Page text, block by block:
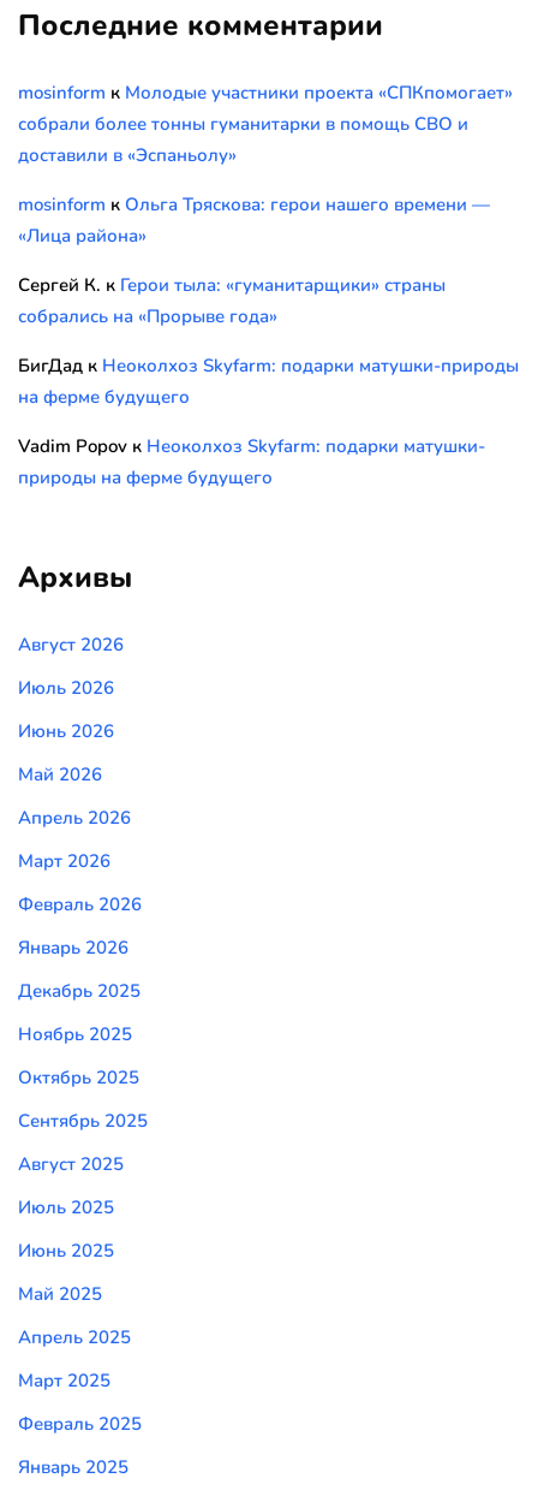
Последние комментарии
mosinform к Молодые участники проекта «СПКпомогает»
собрали более тонны гуманитарки в помощь СВО и
доставили в «Эспаньолу»
mosinform к Ольга Тряскова: герои нашего времени —
«Лица района»
Сергей К. к Герои тыла: «гуманитарщики» страны
собрались на «Прорыве года»
БигДад к Неоколхоз Skyfarm: подарки матушки-природы
на ферме будущего
Vadim Popov к Неоколхоз Skyfarm: подарки матушки-
природы на ферме будущего
Архивы
Август 2026
Июль 2026
Июнь 2026
Май 2026
Апрель 2026
Март 2026
Февраль 2026
Январь 2026
Декабрь 2025
Ноябрь 2025
Октябрь 2025
Сентябрь 2025
Август 2025
Июль 2025
Июнь 2025
Май 2025
Апрель 2025
Март 2025
Февраль 2025
Январь 2025